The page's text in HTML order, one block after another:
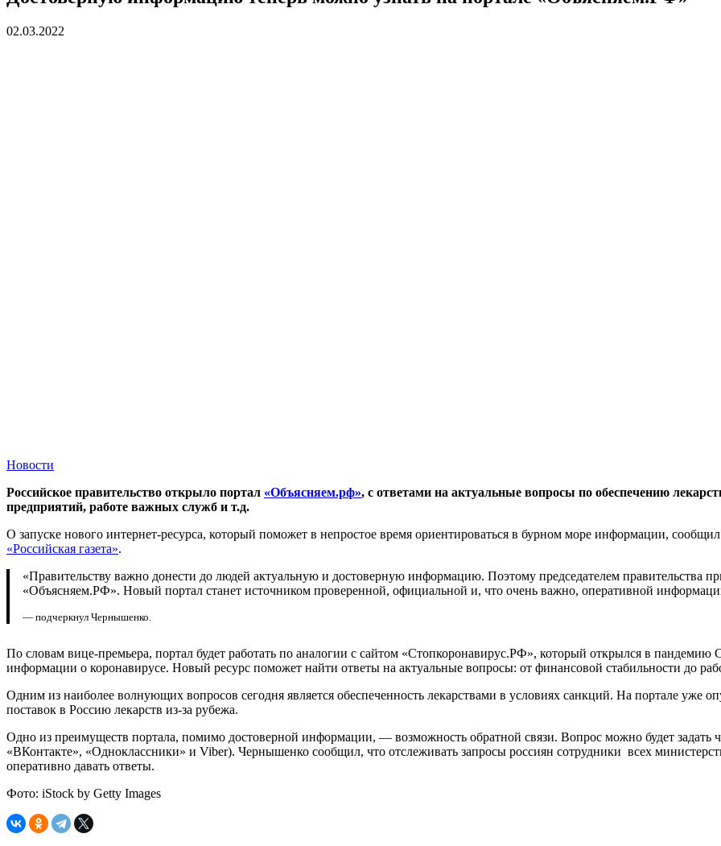
02.03.2022
Новости
Российское правительство открыло портал «Объясняем.рф», с ответами на актуальные вопросы по обеспечению
предприятий, работе важных служб и т.д.
О запуске нового интернет-ресурса, который поможет в непростое время ориентироваться в бурном море информации,
«Российская газета».
«Правительству важно донести до людей актуальную и достоверную информацию. Поэтому председателем правительства
«Объясняем.РФ». Новый портал станет источником проверенной, официальной и, что очень важно, оперативной
— подчеркнул Чернышенко.
По словам вице-премьера, портал будет работать по аналогии с сайтом «Стопкоронавирус.РФ», который открылся в
информации о коронавирусе. Новый ресурс поможет найти ответы на актуальные вопросы: от финансовой стабильности до
Одним из наиболее волнующих вопросов сегодня является обеспеченность лекарствами в условиях санкций. На портале уже
поставок в Россию лекарств из-за рубежа.
Одно из преимуществ портала, помимо достоверной информации, — возможность обратной связи. Вопрос можно будет задать
«ВКонтакте», «Одноклассники» и Viber). Чернышенко сообщил, что отслеживать запросы россиян сотрудники всех
оперативно давать ответы.
Фото: iStock by Getty Images